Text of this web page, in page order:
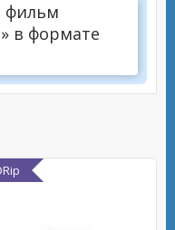
фильм
в формате